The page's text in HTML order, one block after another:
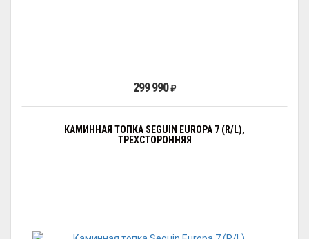
299 990₽
КАМИННАЯ ТОПКА SEGUIN EUROPA 7 (R/L),
ТРЕХСТОРОННЯЯ